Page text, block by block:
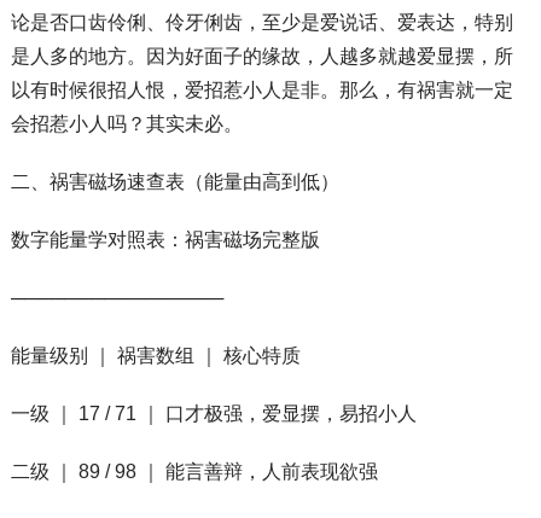
论是否口齿伶俐、伶牙俐齿，至少是爱说话、爱表达，特别
是人多的地方。因为好面子的缘故，人越多就越爱显摆，所
以有时候很招人恨，爱招惹小人是非。那么，有祸害就一定
会招惹小人吗？其实未必。
二、祸害磁场速查表（能量由高到低）
数字能量学对照表：祸害磁场完整版
────────────────
能量级别 ｜ 祸害数组 ｜ 核心特质
一级 ｜ 17 / 71 ｜ 口才极强，爱显摆，易招小人
二级 ｜ 89 / 98 ｜ 能言善辩，人前表现欲强